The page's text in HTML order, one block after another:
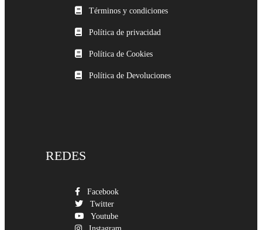
Términos y condiciones
Política de privacidad
Política de Cookies
Política de Devoluciones
REDES
Facebook
Twitter
Youtube